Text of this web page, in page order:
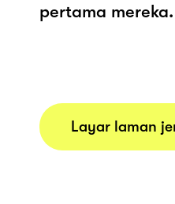
pertama mereka.
Layar laman